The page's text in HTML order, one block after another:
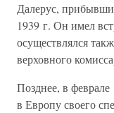
Далерус,
1939 г. Он имел
осуществлялся
верховного
Позднее, в
в Европу своего